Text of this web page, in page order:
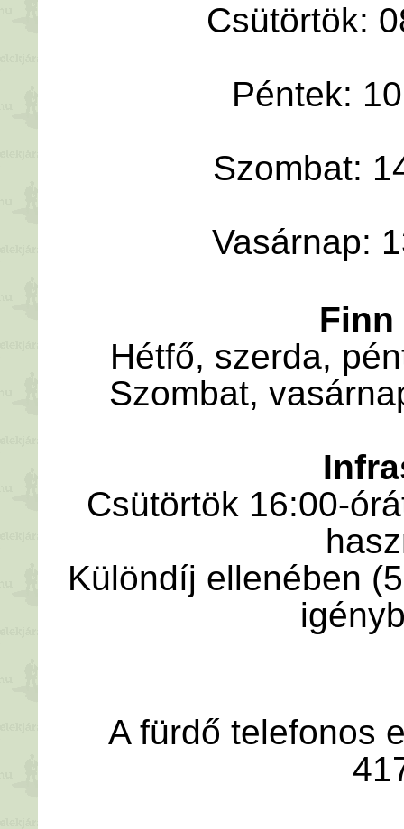
Csütörtök:
Péntek:
Szombat:
Vasárnap:
Finn
Hétfő, szerda,
Szombat,
Csütörtök 16:00-
Különdíj ellenében
A fürdő telefonos